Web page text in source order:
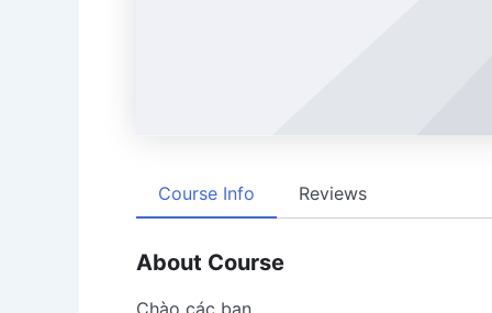
Course Info Reviews
About Course
Chào các bạn,